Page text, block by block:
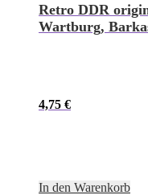
Retro DDR
Wartburg,
4,75 €
In den Warenkorb